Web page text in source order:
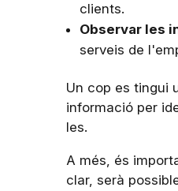
clients.
Observar les
serveis de
Un cop es tingui
informació per
les.
A més, és
clar, serà